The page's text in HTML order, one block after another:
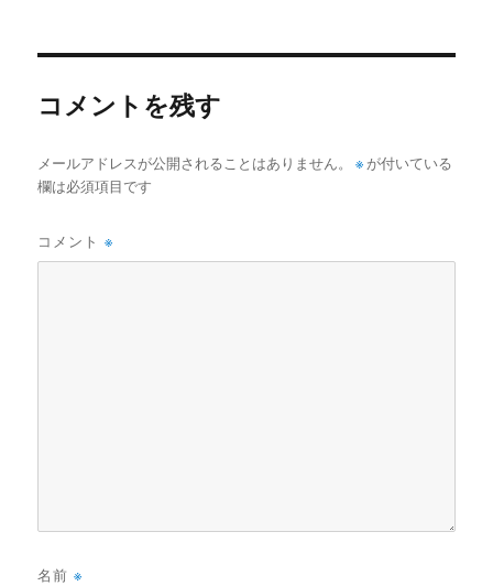
イ
コメントを残す
メールアドレスが公開されることはありません。 ※ が付いている
欄は必須項目です
コメント※
名前※